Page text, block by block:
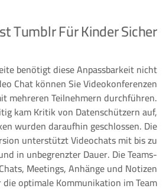
Tumblr Für Kinder Sicher?
benötigt diese Anpassbarkeit nicht
Chat können Sie Videokonferenzen
mehreren Teilnehmern durchführen.
kam Kritik von Datenschützern auf,
wurden daraufhin geschlossen. Die
unterstützt Videochats mit bis zu
in unbegrenzter Dauer. Die Teams-
Meetings, Anhänge und Notizen
optimale Kommunikation im Team.